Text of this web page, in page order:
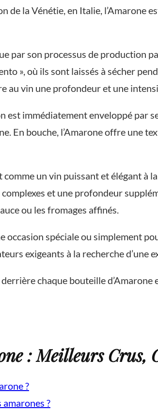
de la Vénétie, en Italie, l’Amarone
par son processus de production
», où ils sont laissés à sécher
au vin une profondeur et une
est immédiatement enveloppé par
En bouche, l’Amarone offre une
comme un vin puissant et élégant
et une profondeur
ou les fromages affinés.
occasion spéciale ou simplement
exigeants à la recherche d’une
chaque bouteille
: Meilleurs Crus,
?
?